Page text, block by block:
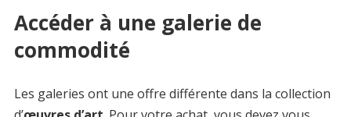
Accéder à une galerie de
commodité
Les galeries ont une offre différente dans la collection